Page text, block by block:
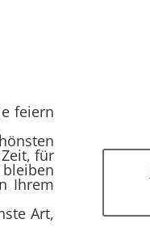
feiern
für
Ihrem
Art,